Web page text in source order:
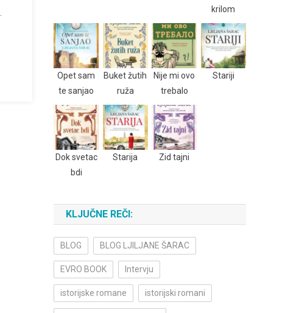
krilom
Opet sam
te sanjao
Buket žutih
ruža
Nije mi ovo
trebalo
Stariji
Dok svetac
bdi
Starija Zid tajni
KLJUČNE REČI:
BLOG BLOG LJILJANE ŠARAC
EVRO BOOK Intervju
istorijske romane istorijski romani